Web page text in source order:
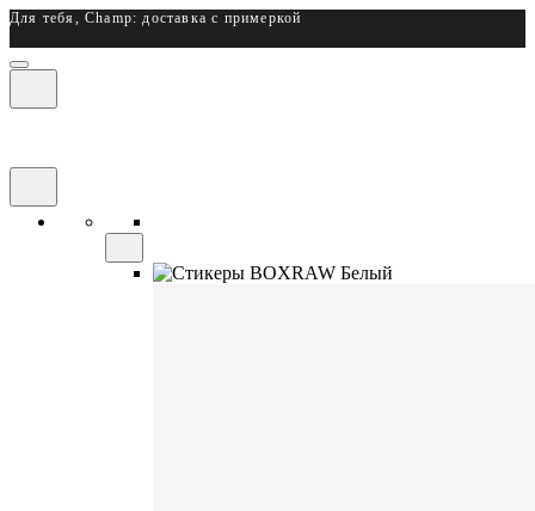
Для тебя, Champ: доставка с примеркой